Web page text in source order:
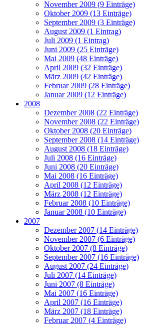
November 2009 (9 Einträge)
Oktober 2009 (13 Einträge)
September 2009 (3 Einträge)
August 2009 (1 Eintrag)
Juli 2009 (1 Eintrag)
Juni 2009 (25 Einträge)
Mai 2009 (48 Einträge)
April 2009 (32 Einträge)
März 2009 (42 Einträge)
Februar 2009 (28 Einträge)
Januar 2009 (12 Einträge)
2008
Dezember 2008 (22 Einträge)
November 2008 (22 Einträge)
Oktober 2008 (20 Einträge)
September 2008 (14 Einträge)
August 2008 (18 Einträge)
Juli 2008 (16 Einträge)
Juni 2008 (20 Einträge)
Mai 2008 (16 Einträge)
April 2008 (12 Einträge)
März 2008 (12 Einträge)
Februar 2008 (10 Einträge)
Januar 2008 (10 Einträge)
2007
Dezember 2007 (14 Einträge)
November 2007 (6 Einträge)
Oktober 2007 (8 Einträge)
September 2007 (16 Einträge)
August 2007 (24 Einträge)
Juli 2007 (14 Einträge)
Juni 2007 (8 Einträge)
Mai 2007 (16 Einträge)
April 2007 (16 Einträge)
März 2007 (18 Einträge)
Februar 2007 (4 Einträge)